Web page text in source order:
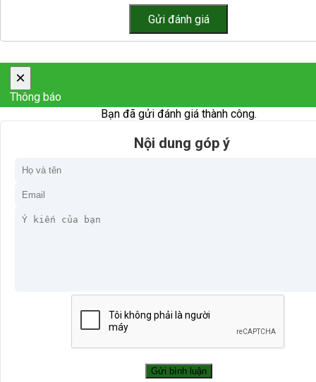
×
Thông báo
Bạn đã gửi đánh giá thành công.
Nội dung góp ý